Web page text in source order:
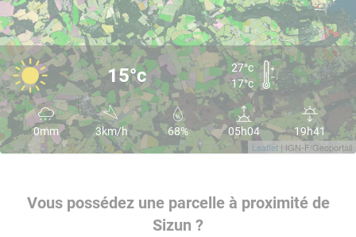
Leaflet | IGN-F/Geoportail
15°c
27°c
17°c
0mm 3km/h 68% 05h04 19h41
Vous possédez une parcelle à proximité de
Sizun ?